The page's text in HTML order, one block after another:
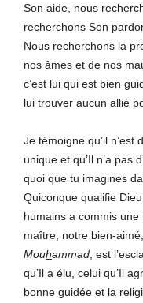
Son aide, nous
recherchons Son
Nous recherchons la
nos âmes et de nos
c’est lui qui est bien
lui trouver aucun allié
Je témoigne qu’il n’est
unique et qu’Il n’a pas
quoi que tu imagines
Quiconque qualifie
humains a commis
maître, notre bien-
Mouhammad , est
qu’Il a élu, celui qu’Il
bonne guidée et la